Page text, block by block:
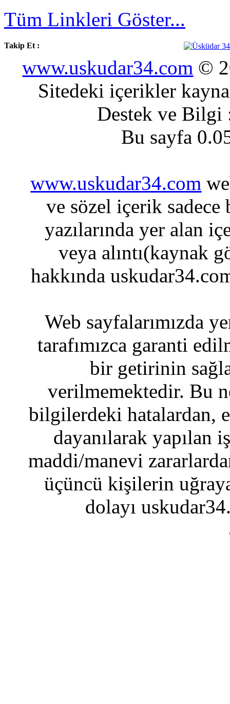
Tüm Linkleri Göster...
Takip Et :
www.uskudar34.com ©
Sitedeki içerikler
Destek ve
Bu sayfa
www.uskudar34.com
ve sözel içerik sadece
yazılarında yer alan
veya alıntı(kaynak
hakkında
Web sayfalarımızda
tarafımızca garanti
bir getirinin
verilmemektedir. Bu
bilgilerdeki hatalardan,
dayanılarak yapılan
maddi/manevi
üçüncü kişilerin
dolayı